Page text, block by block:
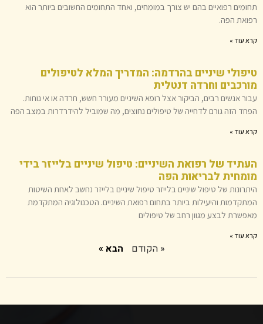
תחומים רפואיים בהם יש צורך במומחים, ואחד התחומים החשובים ביותר הוא
רפואת הפה.
קרא עוד »
טיפולי שיניים בהרדמה: המדריך המלא לטיפולים
מורכבים וחרדה דנטלית
עבור אנשים רבים, הביקור אצל רופא השיניים מעורר חשש, חרדה או אי נוחות.
הפחד הזה גורם לדחייה של טיפולים נחוצים, מה שמוביל להידרדרות במצב הפה
קרא עוד »
העתיד של רפואת השיניים: טיפול שיניים בלייזר בידי
מומחית לבריאות הפה
היתרונות של טיפול שיניים בלייזר טיפול שיניים בלייזר נחשב לאחת השיטות
המתקדמות והיעילות ביותר בתחום רפואת השיניים. הטכנולוגיה המתקדמת
מאפשרת לבצע מגוון רחב של טיפולים
קרא עוד »
« הקודם הבא »